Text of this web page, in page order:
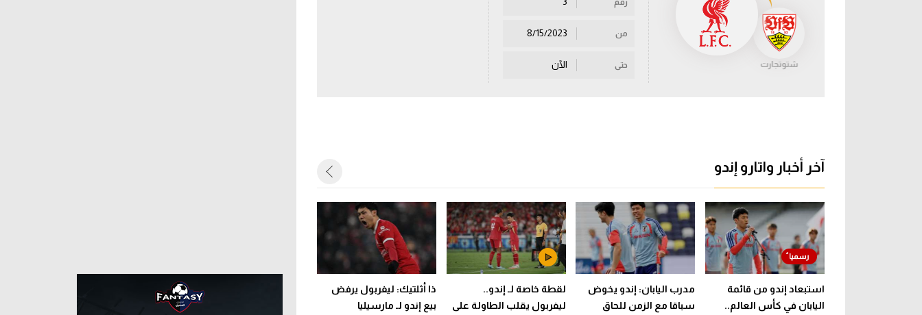
شتوتجارت
رقم
من
حتى الآن
آخر أخبار واتارو إندو
استبعاد إندو من قائمة
اليابان في كأس العالم..
مدرب اليابان: إندو يخوض
سباقا مع الزمن للحاق
لقطة خاصة لـ إندو..
ليفربول يقلب الطاولة على
ذا أثلتيك: ليفربول يرفض
بيع إندو لـ مارسيليا